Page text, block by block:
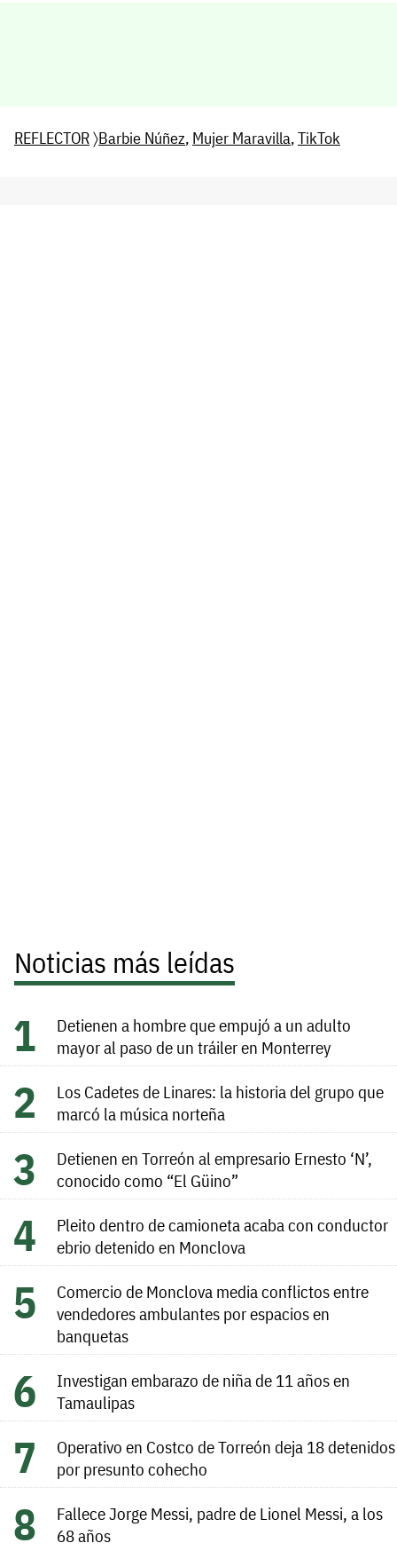
REFLECTOR〉Barbie Núñez, Mujer Maravilla,TikTok
Noticias más leídas
Detienen a hombre que empujó a un adulto
mayor al paso de un tráiler en Monterrey
Los Cadetes de Linares: la historia del grupo que
marcó la música norteña
Detienen en Torreón al empresario Ernesto ‘N’,
conocido como “El Güino”
Pleito dentro de camioneta acaba con conductor
ebrio detenido en Monclova
Comercio de Monclova media conflictos entre
vendedores ambulantes por espacios en
banquetas
Investigan embarazo de niña de 11 años en
Tamaulipas
Operativo en Costco de Torreón deja 18 detenidos
por presunto cohecho
Fallece Jorge Messi, padre de Lionel Messi, a los
68 años